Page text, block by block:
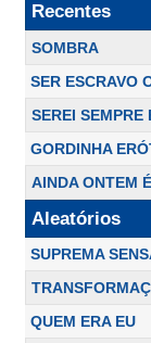
Recentes
SOMBRA
SER ESCRAVO
SEREI SEMPRE
GORDINHA
AINDA ONTEM
Aleatórios
SUPREMA
QUEM ERA EU